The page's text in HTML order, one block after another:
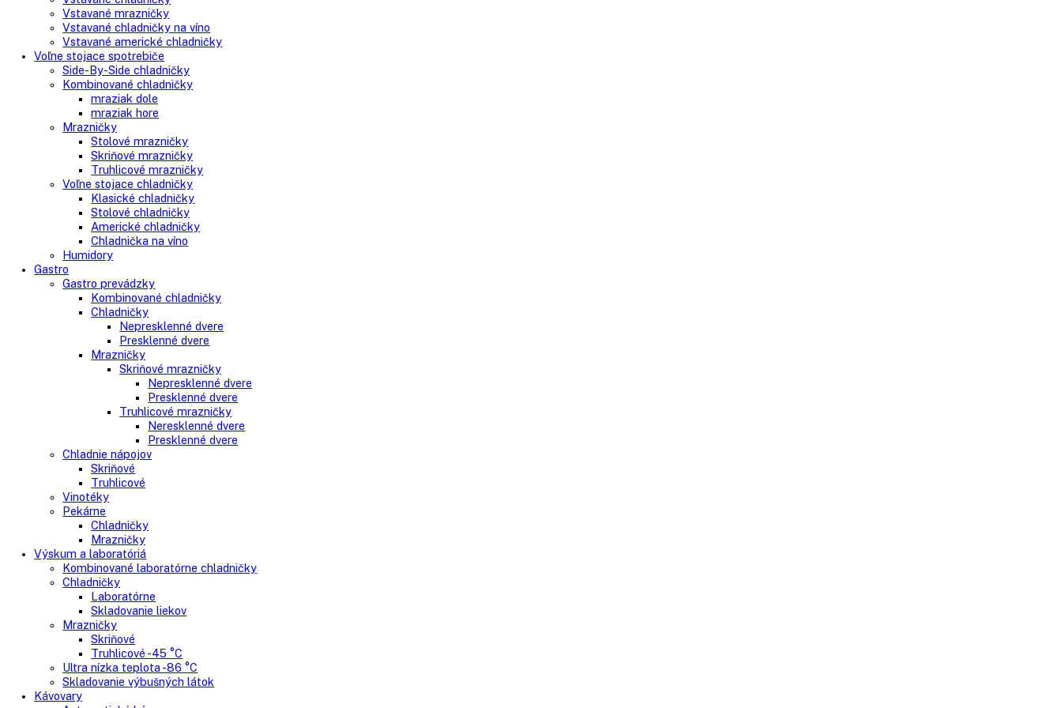
LIEBHERR F 913
Efektívny chladiaci systém, Ekologické chladiace prostriedky, Vymeniteľný doraz...
1.116,00€
Do košíka
AVAILABILITY:In stock
Kategórie
Vstavané spotrebiče
Vstavané kombinované chladničky
Vstavané chladničky
Vstavané mrazničky
Vstavané americké chladničky
Voľne stojace spotrebiče
Side-By-Side chladničky
Kombinované chladničky
mraziak dole
mraziak hore
Mrazničky
Stolové mrazničky
Skriňové mrazničky
Truhlicové mrazničky
Voľne stojace chladničky
Klasické chladničky
Stolové chladničky
Americké chladničky
Chladnička na víno
Humidory
Gastro prevádzky
Kombinované chladničky
Chladničky
Nepresklenné dvere
Presklenné dvere
Mrazničky
Skriňové mrazničky
Nepresklenné dvere
Presklenné dvere